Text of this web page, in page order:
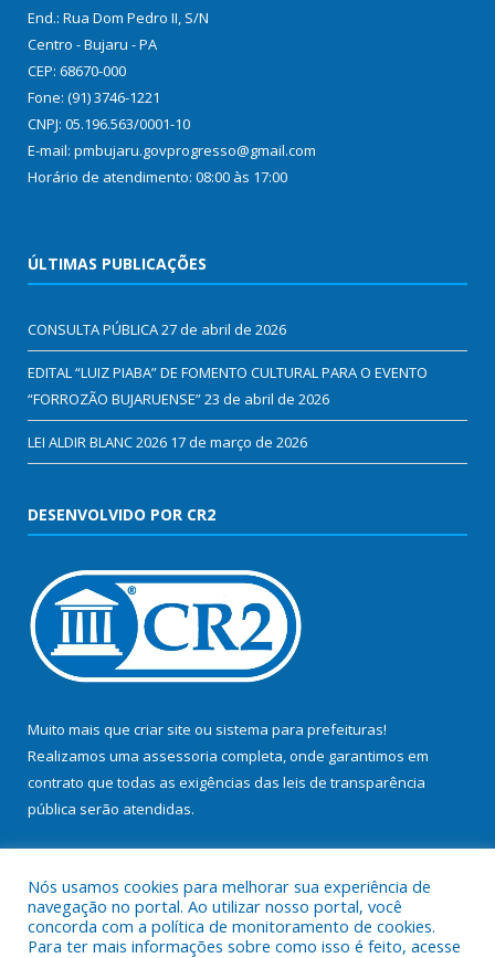
End.: Rua Dom Pedro II, S/N
Centro - Bujaru - PA
CEP: 68670-000
Fone: (91) 3746-1221
CNPJ: 05.196.563/0001-10
E-mail: pmbujaru.govprogresso@gmail.com
Horário de atendimento: 08:00 às 17:00
ÚLTIMAS PUBLICAÇÕES
CONSULTA PÚBLICA27 de abril de 2026
EDITAL “LUIZ PIABA” DE FOMENTO CULTURAL PARA O EVENTO
“FORROZÃO BUJARUENSE”23 de abril de 2026
LEI ALDIR BLANC 2026 17 de março de 2026
DESENVOLVIDO POR CR2
Muito mais que criar site ou sistema para prefeituras!
Realizamos uma assessoria completa, onde garantimos em
contrato que todas as exigências das leis de transparência
pública serão atendidas.
Nós usamos cookies para melhorar sua experiência de
navegação no portal. Ao utilizar nosso portal, você
concorda com a política de monitoramento de cookies.
Para ter mais informações sobre como isso é feito, acesse